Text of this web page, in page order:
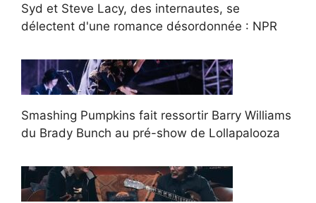
Syd et Steve Lacy, des internautes, se
délectent d'une romance désordonnée : NPR
Smashing Pumpkins fait ressortir Barry Williams
du Brady Bunch au pré-show de Lollapalooza